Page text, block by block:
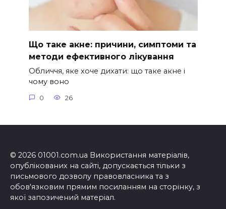
Що таке акне: причини, симптоми та
методи ефективного лікування
Обличчя, яке хоче дихати: що таке акне і
чому воно
0 26
© 2026 01001.com.ua Використання матеріалів,
опублікованих на сайті, допускається тільки з
письмового дозволу правовласника та з
обов'язковим прямим посиланням на сторінку, з
якої запозичений матеріал.